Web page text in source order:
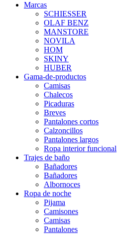
Marcas
SCHIESSER
OLAF BENZ
MANSTORE
NOVILA
HOM
SKINY
HUBER
Gama-de-productos
Camisas
Chalecos
Picaduras
Breves
Pantalones cortos
Calzoncillos
Pantalones largos
Ropa interior funcional
Trajes de baño
Bañadores
Bañadores
Albornoces
Ropa de noche
Pijama
Camisones
Camisas
Pantalones